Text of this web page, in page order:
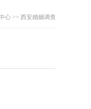
心 >> 西安婚姻调查